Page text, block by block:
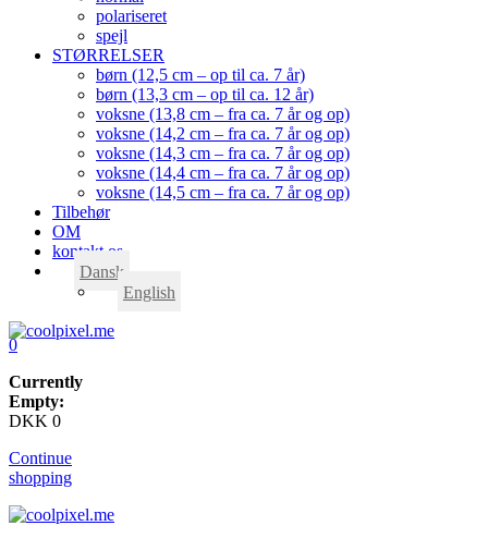
polariseret
spejl
STØRRELSER
børn (12,5 cm – op til ca. 7 år)
børn (13,3 cm – op til ca. 12 år)
voksne (13,8 cm – fra ca. 7 år og op)
voksne (14,2 cm – fra ca. 7 år og op)
voksne (14,3 cm – fra ca. 7 år og op)
voksne (14,4 cm – fra ca. 7 år og op)
voksne (14,5 cm – fra ca. 7 år og op)
Tilbehør
OM
kontakt os
Dansk
English
0
Currently
Empty:
DKK 0
Continue
shopping